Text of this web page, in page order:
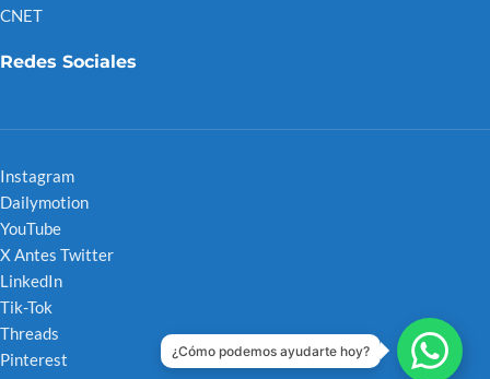
CNET
Redes Sociales
Instagram
Dailymotion
YouTube
X Antes Twitter
LinkedIn
Tik-Tok
Threads
Pinterest
¿Cómo podemos ayudarte hoy?